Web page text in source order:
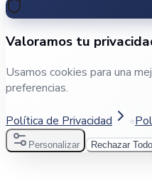
Valoramos tu
Usamos cookies para una
preferencias.
Política de Privacidad
Personalizar Rechazar Todo